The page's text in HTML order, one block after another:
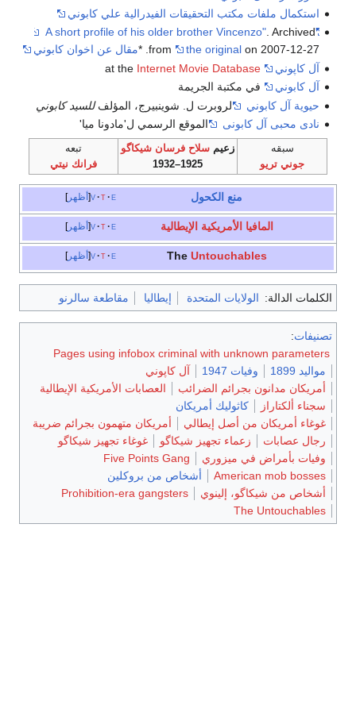
استكمال ملفات مكتب التحقيقات الفيدرالية علي كابوني
"A short profile of his older brother Vincenzo"
. Archived
from
the originalon 2007-12-27.
*مقال عن اخوان كابوني
آل كاپوني
at the
Internet Movie Database
آل كابوني
في مكتبة الجريمة
حيوية آل كابوني
لروبرت ل. شوينبيرج، المؤلفللسيد كابوني
نادى محبى آل كابونى
الموقع الرسمي ل'مادونا ميا'
سبقه
جوني تريو
زعيم سلاح فرسان شيكاگو
1925–1932
تبعه
فرانك نيتي
أظهر v t e منع الكحول
أظهر v t e المافيا الأمريكية الإيطالية
أظهر v t e The Untouchables
الكلمات الدالة: الولايات المتحدة إيطاليا مقاطعة سالرنو
تصنيفات:
Pages using infobox criminal with unknown parameters
مواليد 1899
وفيات 1947
آل كاپوني
أمريكان مدانون بجرائم الضرائب
العصابات الأمريكية الإيطالية
سجناء ألكتاراز
كاثوليك أمريكان
غوغاء أمريكان من أصل إيطالي
أمريكان متهمون بجرائم ضريبة
رجال عصابات
زعماء تجهيز شيكاگو
غوغاء تجهيز شيكاگو
وفيات بأمراض في ميزوري
Five Points Gang
American mob bosses
أشخاص من بروكلين
أشخاص من شيكاگو، إلينوي
Prohibition-era gangsters
The Untouchables